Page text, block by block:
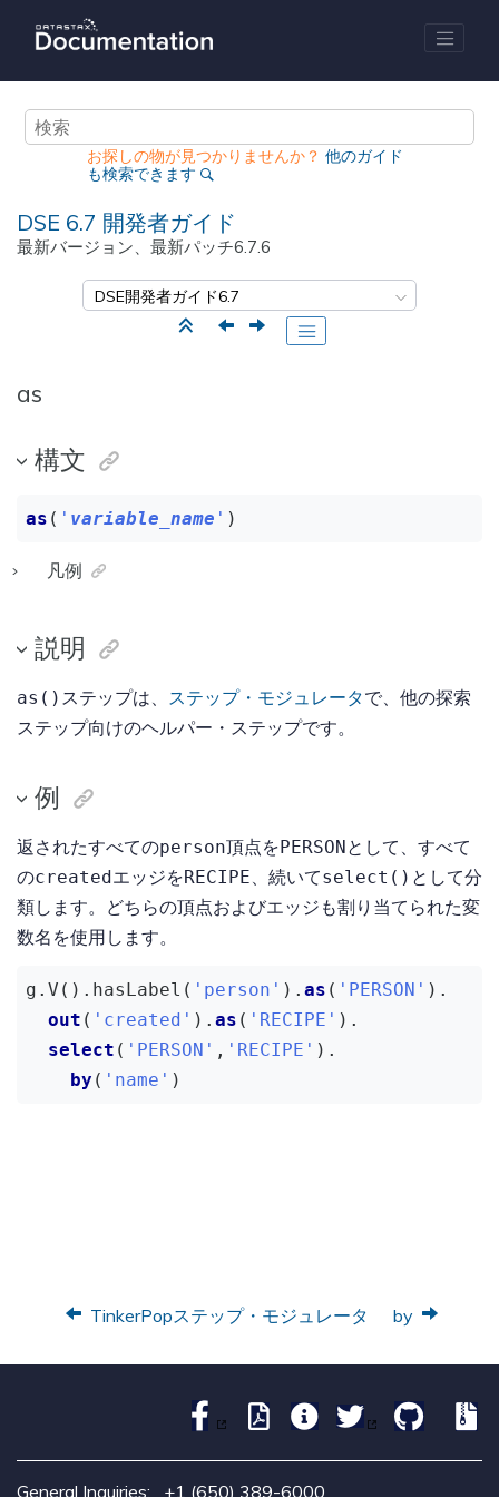
メインコンテンツにジャンプ
お探しの物が見つかりませんか？他のガイド
も検索できます
DSE 6.7 開発者ガイド
最新バージョン、最新パッチ6.7.6
as
構文
as ( ' variable_name ' )
凡例
説明
as() ステップは、 ステップ・モジュレータで、他の探索
ステップ向けのヘルパー・ステップです。
例
返されたすべてのperson頂点を PERSON として、すべて
のcreated エッジをRECIPE、続いてselect() として分
類します。どちらの頂点およびエッジも割り当てられた変
数名を使用します。
g.V().hasLabel( 'person' ). as ( 'PERSON' ).
out ( 'created' ). as ( 'RECIPE' ).
select ( 'PERSON' , 'RECIPE' ).
by ( 'name' )
TinkerPopステップ・モジュレータ by
General Inquiries: +1 (650) 389-6000